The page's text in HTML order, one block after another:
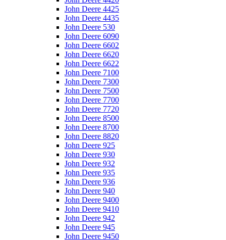
John Deere 4425
John Deere 4435
John Deere 530
John Deere 6090
John Deere 6602
John Deere 6620
John Deere 6622
John Deere 7100
John Deere 7300
John Deere 7500
John Deere 7700
John Deere 7720
John Deere 8500
John Deere 8700
John Deere 8820
John Deere 925
John Deere 930
John Deere 932
John Deere 935
John Deere 936
John Deere 940
John Deere 9400
John Deere 9410
John Deere 942
John Deere 945
John Deere 9450